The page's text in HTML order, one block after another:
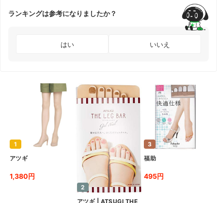
ランキングは参考になりましたか？
はい いいえ
1
アツギ
1,380円
2
アツギ| ATSUGI THE
3
福助
495円